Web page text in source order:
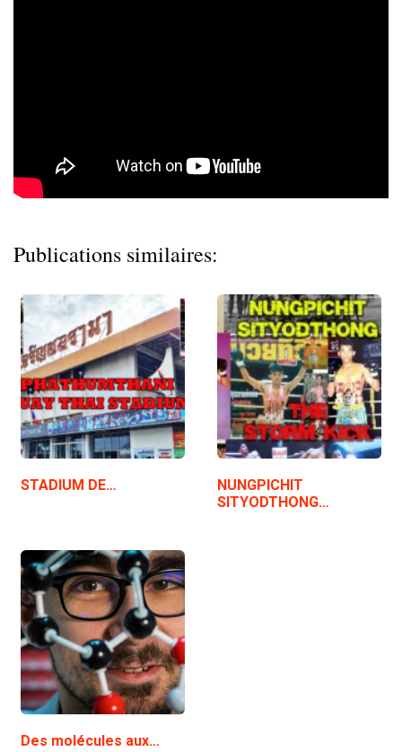
Publications similaires:
STADIUM DE…
NUNGPICHIT
SITYODTHONG…
Des molécules aux…